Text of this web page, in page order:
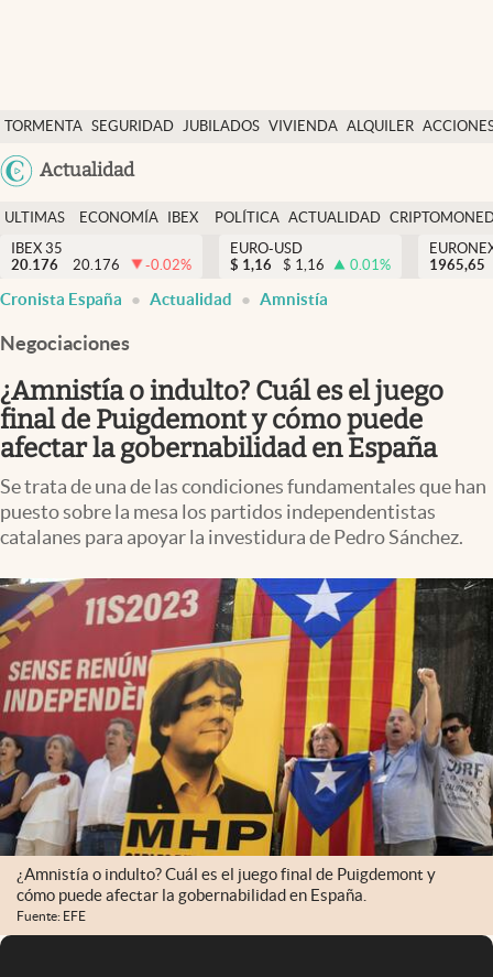
TORMENTA SEGURIDAD JUBILADOS VIVIENDA ALQUILER
USA
Actualidad
Economía y finanzas
Política
Actualidad
Criptomonedas
España
ULTIMAS
NOTICIAS
ECONOMÍA
FINANZAS
IBEX
EURO
POLÍTICA ACTUALIDAD
IBEX 35
20.176
20.176 -0.02%
EURO-USD
$ 1,16 $ 1,16 0.01%
1965,65
Cronista España Actualidad Amnistía
Negociaciones
¿Amnistía o indulto? Cuál es el juego
final de Puigdemont y cómo puede
afectar la gobernabilidad en España
Se trata de una de las condiciones fundamentales que han
puesto sobre la mesa los partidos independentistas
catalanes para apoyar la investidura de Pedro Sánchez.
¿Amnistía o indulto? Cuál es el juego final de Puigdemont y
cómo puede afectar la gobernabilidad en España.
Fuente: EFE